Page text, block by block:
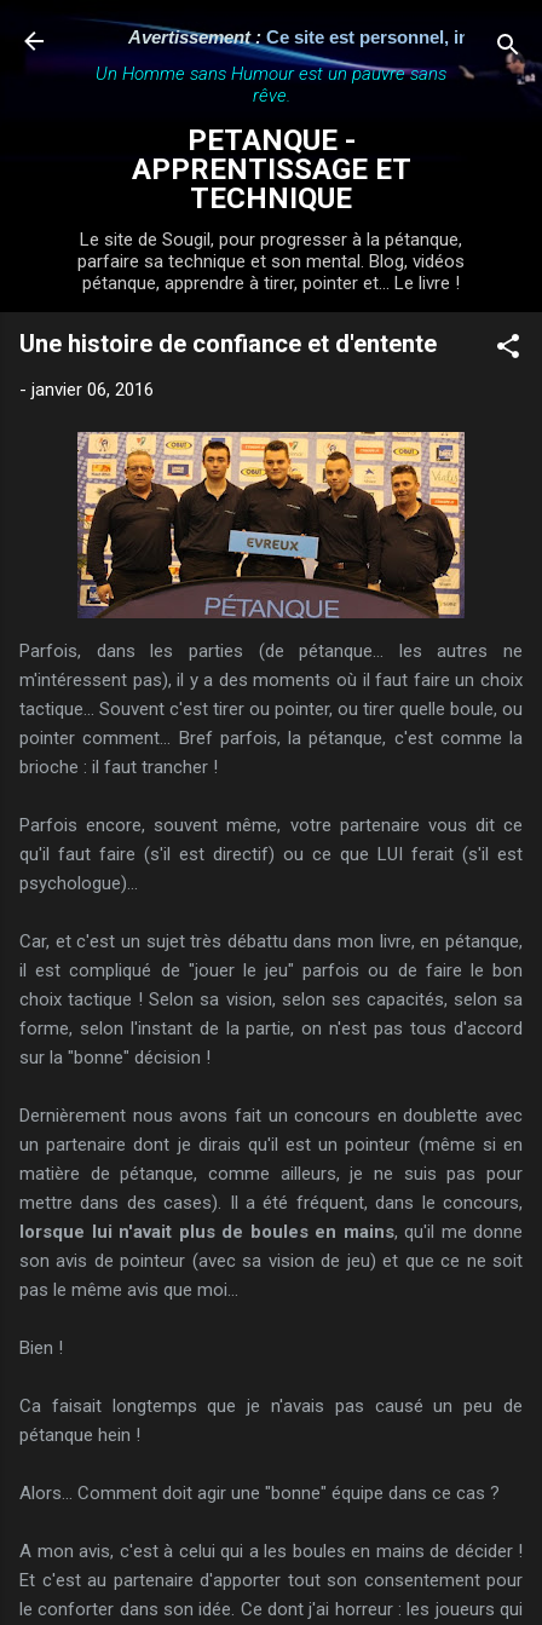
Accéder au contenu principal
Avertissement : Ce site est personnel, indépendant
Un Homme sans Humour est un pauvre sans
rêve.
PETANQUE -
APPRENTISSAGE ET
TECHNIQUE
Le site de Sougil, pour progresser à la pétanque,
parfaire sa technique et son mental. Blog, vidéos
pétanque, apprendre à tirer, pointer et... Le livre !
Une histoire de confiance et d'entente
- janvier 06, 2016
Parfois, dans les parties (de pétanque... les autres ne
m'intéressent pas), il y a des moments où il faut faire un choix
tactique... Souvent c'est tirer ou pointer, ou tirer quelle boule, ou
pointer comment... Bref parfois, la pétanque, c'est comme la
brioche : il faut trancher !
Parfois encore, souvent même, votre partenaire vous dit ce
qu'il faut faire (s'il est directif) ou ce que LUI ferait (s'il est
psychologue)...
Car, et c'est un sujet très débattu dans mon livre, en pétanque,
il est compliqué de "jouer le jeu" parfois ou de faire le bon
choix tactique ! Selon sa vision, selon ses capacités, selon sa
forme, selon l'instant de la partie, on n'est pas tous d'accord
sur la "bonne" décision !
Dernièrement nous avons fait un concours en doublette avec
un partenaire dont je dirais qu'il est un pointeur (même si en
matière de pétanque, comme ailleurs, je ne suis pas pour
mettre dans des cases). Il a été fréquent, dans le concours,
lorsque lui n'avait plus de boules en mains, qu'il me donne
son avis de pointeur (avec sa vision de jeu) et que ce ne soit
pas le même avis que moi...
Bien !
Ca faisait longtemps que je n'avais pas causé un peu de
pétanque hein !
Alors... Comment doit agir une "bonne" équipe dans ce cas ?
A mon avis, c'est à celui qui a les boules en mains de décider !
Et c'est au partenaire d'apporter tout son consentement pour
le conforter dans son idée. Ce dont j'ai horreur : les joueurs qui